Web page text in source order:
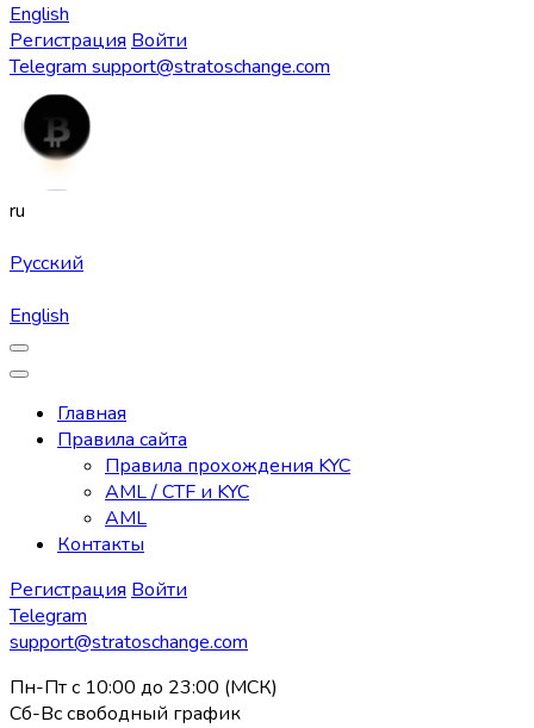
English
Регистрация Войти
Telegram support@stratoschange.com
ru
Русский
English
Главная
Правила сайта
Правила прохождения KYC
AML / CTF и KYC
AML
Контакты
Регистрация Войти
Telegram
support@stratoschange.com
Пн-Пт с 10:00 до 23:00 (МСК)
Сб-Вс свободный график